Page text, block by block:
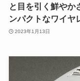
と目を引く鮮やか
ンパクトなワイヤ
2023年1月13日